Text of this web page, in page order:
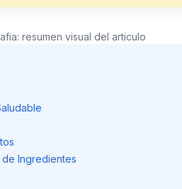
resumen visual del articulo
Ingredientes